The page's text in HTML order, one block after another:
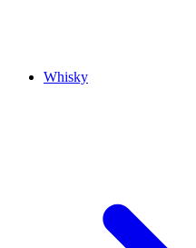
Whisky